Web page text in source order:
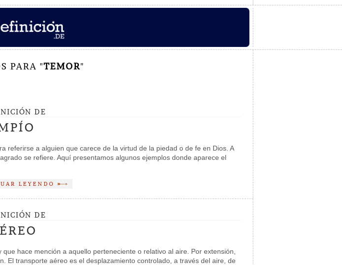
PARA "TEMOR"
DE
referirse a alguien que carece de la virtud de la piedad o de fe en Dios. A
se refiere. Aquí presentamos algunos ejemplos donde aparece el
LEYENDO
DE
hace mención a aquello perteneciente o relativo al aire. Por extensión,
El transporte aéreo es el desplazamiento controlado, a través del aire, de